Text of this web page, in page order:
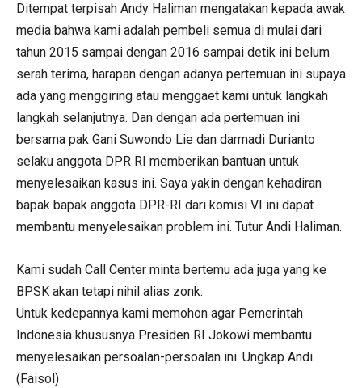
Ditempat terpisah Andy Haliman mengatakan kepada awak
media bahwa kami adalah pembeli semua di mulai dari
tahun 2015 sampai dengan 2016 sampai detik ini belum
serah terima, harapan dengan adanya pertemuan ini supaya
ada yang menggiring atau menggaet kami untuk langkah
langkah selanjutnya. Dan dengan ada pertemuan ini
bersama pak Gani Suwondo Lie dan darmadi Durianto
selaku anggota DPR RI memberikan bantuan untuk
menyelesaikan kasus ini. Saya yakin dengan kehadiran
bapak bapak anggota DPR-RI dari komisi VI ini dapat
membantu menyelesaikan problem ini. Tutur Andi Haliman.
Kami sudah Call Center minta bertemu ada juga yang ke
BPSK akan tetapi nihil alias zonk.
Untuk kedepannya kami memohon agar Pemerintah
Indonesia khususnya Presiden RI Jokowi membantu
menyelesaikan persoalan-persoalan ini. Ungkap Andi.
(Faisol)